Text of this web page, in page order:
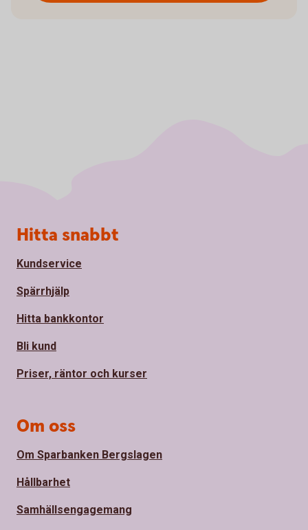
Sidfot
Hitta snabbt
Kundservice
Spärrhjälp
Hitta bankkontor
Bli kund
Priser, räntor och kurser
Om oss
Om Sparbanken Bergslagen
Hållbarhet
Samhällsengagemang